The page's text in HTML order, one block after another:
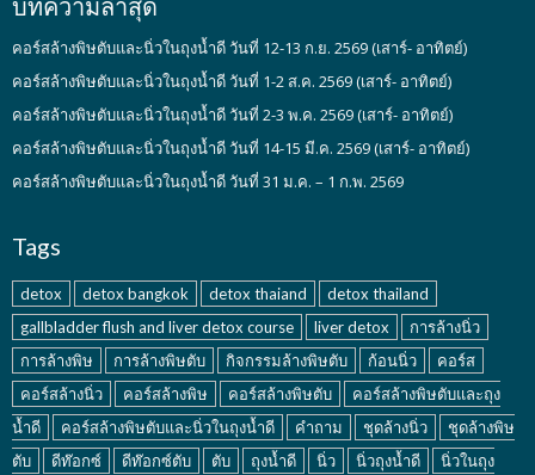
บทความล่าสุด
คอร์สล้างพิษตับและนิ่วในถุงน้ำดี วันที่ 12-13 ก.ย. 2569 (เสาร์- อาทิตย์)
คอร์สล้างพิษตับและนิ่วในถุงน้ำดี วันที่ 1-2 ส.ค. 2569 (เสาร์- อาทิตย์)
คอร์สล้างพิษตับและนิ่วในถุงน้ำดี วันที่ 2-3 พ.ค. 2569 (เสาร์- อาทิตย์)
คอร์สล้างพิษตับและนิ่วในถุงน้ำดี วันที่ 14-15 มี.ค. 2569 (เสาร์- อาทิตย์)
คอร์สล้างพิษตับและนิ่วในถุงน้ำดี วันที่ 31 ม.ค. – 1 ก.พ. 2569
Tags
detox detox bangkok detox thaiand
detox thailand
gallbladder flush and liver detox course
liver detox
การล้างนิ่ว
การล้างพิษ
การล้างพิษตับ กิจกรรมล้างพิษตับ ก้อนนิ่ว
คอร์ส
คอร์สล้างนิ่ว
คอร์สล้างพิษ คอร์สล้างพิษตับ
คอร์สล้างพิษตับและถุง
น้ำดี
คอร์สล้างพิษตับและนิ่วในถุงน้ำดี คำถาม ชุดล้างนิ่ว
ชุดล้างพิษ
ตับ
ดีท๊อกซ์ ดีท๊อกซ์ตับ ตับ ถุงน้ำดี นิ่ว นิ่วถุงน้ำดี นิ่วในถุง